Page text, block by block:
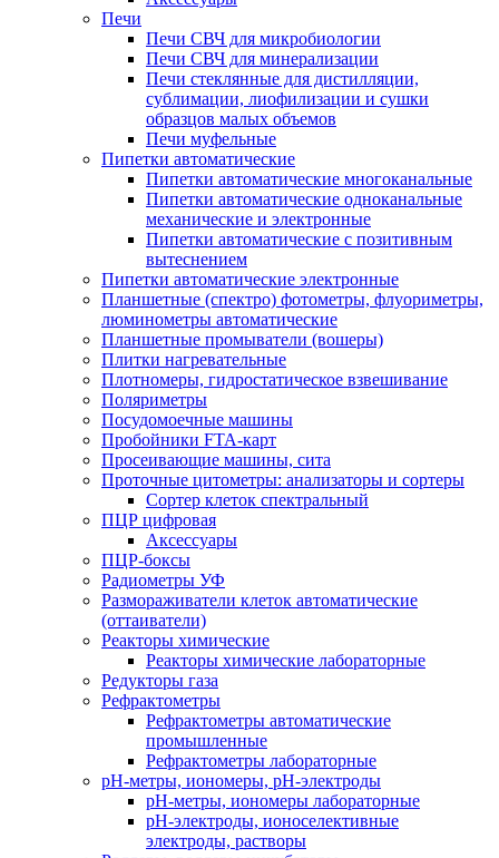
Печи
Печи СВЧ для микробиологии
Печи СВЧ для минерализации
Печи стеклянные для дистилляции,
сублимации, лиофилизации и сушки
образцов малых объемов
Печи муфельные
Пипетки автоматические
Пипетки автоматические многоканальные
Пипетки автоматические одноканальные
механические и электронные
Пипетки автоматические с позитивным
вытеснением
Пипетки автоматические электронные
Планшетные (спектро) фотометры, флуориметры,
люминометры автоматические
Планшетные промыватели (вошеры)
Плитки нагревательные
Плотномеры, гидростатическое взвешивание
Поляриметры
Посудомоечные машины
Пробойники FTA-карт
Просеивающие машины, сита
Проточные цитометры: анализаторы и сортеры
Сортер клеток спектральный
ПЦР цифровая
Аксессуары
ПЦР-боксы
Радиометры УФ
Размораживатели клеток автоматические
(оттаиватели)
Реакторы химические
Реакторы химические лабораторные
Редукторы газа
Рефрактометры
Рефрактометры автоматические
промышленные
Рефрактометры лабораторные
рН-метры, иономеры, рН-электроды
рН-метры, иономеры лабораторные
рН-электроды, ионоселективные
электроды, растворы